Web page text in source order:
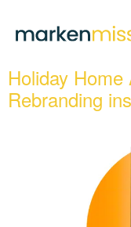
Holiday
Rebranding